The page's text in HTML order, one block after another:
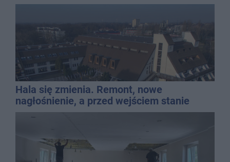
Hala się zmienia. Remont, nowe
nagłośnienie, a przed wejściem stanie
QEMETICA ARENA